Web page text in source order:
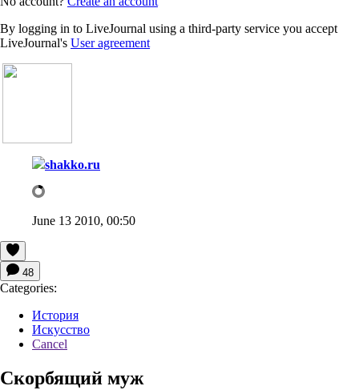
By logging in to LiveJournal using a third-party service you accept
LiveJournal's User agreement
shakko.ru
June 13 2010, 00:50
48
Categories:
История
Искусство
Cancel
Скорбящий муж